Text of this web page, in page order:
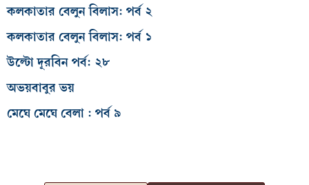
কলকাতার বেলুন বিলাস: পর্ব ২
কলকাতার বেলুন বিলাস: পর্ব ১
উল্টো দূরবিন পর্ব: ২৮
অভয়বাবুর ভয়
মেঘে মেঘে বেলা : পর্ব ৯